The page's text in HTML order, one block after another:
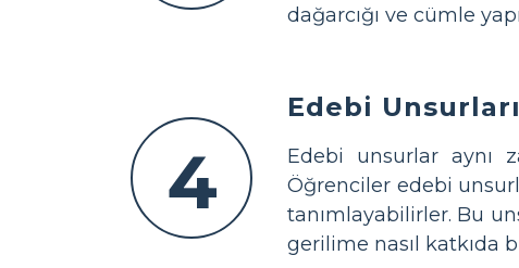
dağarcığı ve cümle
4
Edebi
Edebi unsurlar aynı
Öğrenciler edebi
tanımlayabilirler. Bu
gerilime nasıl katkıda